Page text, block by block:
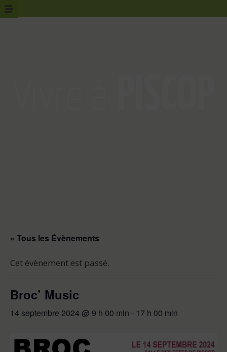
« Tous les Évènements
Cet évènement est passé.
Broc’ Music
14 septembre 2024 @ 9 h 00 min - 17 h 00 min